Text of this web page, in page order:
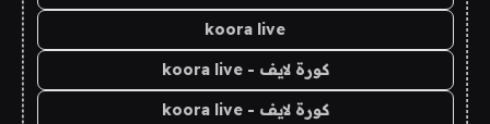
koora live
كورة لايف - koora live
كورة لايف - koora live